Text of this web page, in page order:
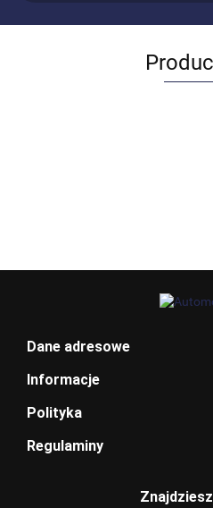
Dane adresowe
Informacje
Polityka
Regulaminy